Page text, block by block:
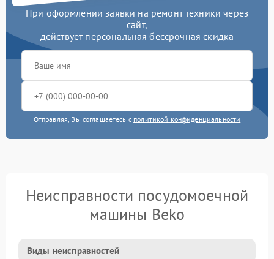
При оформлении заявки на ремонт техники через
сайт,
действует персональная бессрочная скидка
Отправляя, Вы соглашаетесь с политикой конфиденциальности
Неисправности посудомоечной
машины Beko
Виды неисправностей